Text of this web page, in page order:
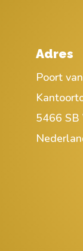
Adres
Poort
5466 SB